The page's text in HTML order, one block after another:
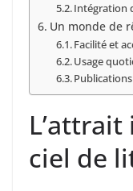
Intégration
Un monde de
Facilité et
Usage
ciel de